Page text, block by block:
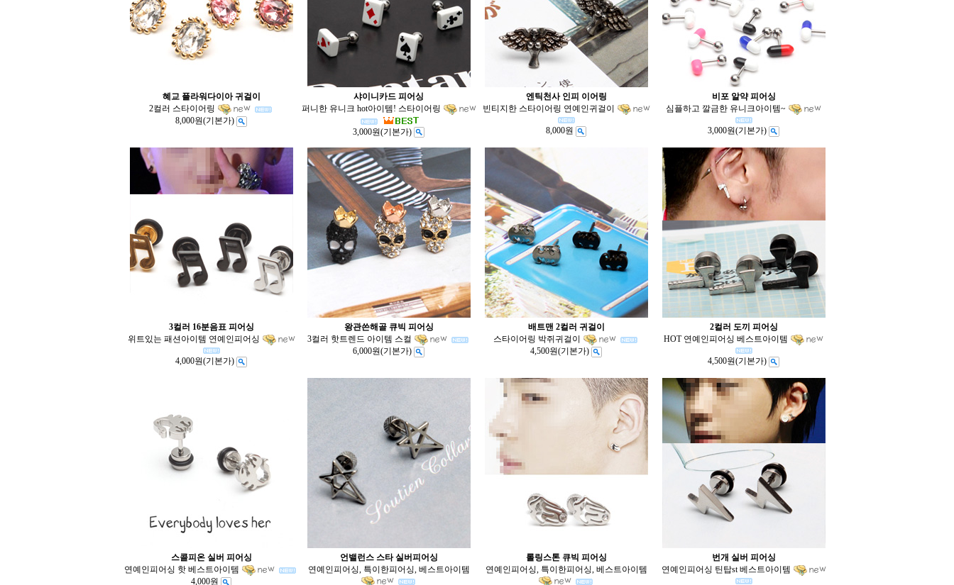
혜교 플라워다이아 귀걸이
2컬러 스타이어링
8,000원(기본가)
샤이니카드 피어싱
퍼니한 유니크 hot아이템! 스타이어링
3,000원(기본가)
엔틱천사 인피 이어링
빈티지한 스타이어링 연예인귀걸이
8,000원
비포 알약 피어싱
심플하고 깔금한 유니크아이템~
3,000원(기본가)
3컬러 16분음표 피어싱
위트있는 패션아이템 연예인피어싱
4,000원(기본가)
왕관쓴해골 큐빅 피어싱
3컬러 핫트렌드 아이템 스컬
6,000원(기본가)
배트맨 2컬러 귀걸이
스타이어링 박쥐귀걸이
4,500원(기본가)
2컬러 도끼 피어싱
HOT 연예인피어싱 베스트아이템
4,500원(기본가)
스콜피온 실버 피어싱
연예인피어싱 핫 베스트아이템
4,000원
언밸런스 스타 실버피어싱
연예인피어싱, 특이한피어싱, 베스트아이템
롤링스톤 큐빅 피어싱
연예인피어싱, 특이한피어싱, 베스트아이템
번개 실버 피어싱
연예인피어싱 틴탑st 베스트아이템